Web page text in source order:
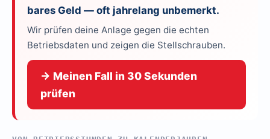
bares Geld — oft jahrelang unbemerkt.
Wir prüfen deine Anlage gegen die echten
Betriebsdaten und zeigen die Stellschrauben.
→ Meinen Fall in 30 Sekunden
prüfen